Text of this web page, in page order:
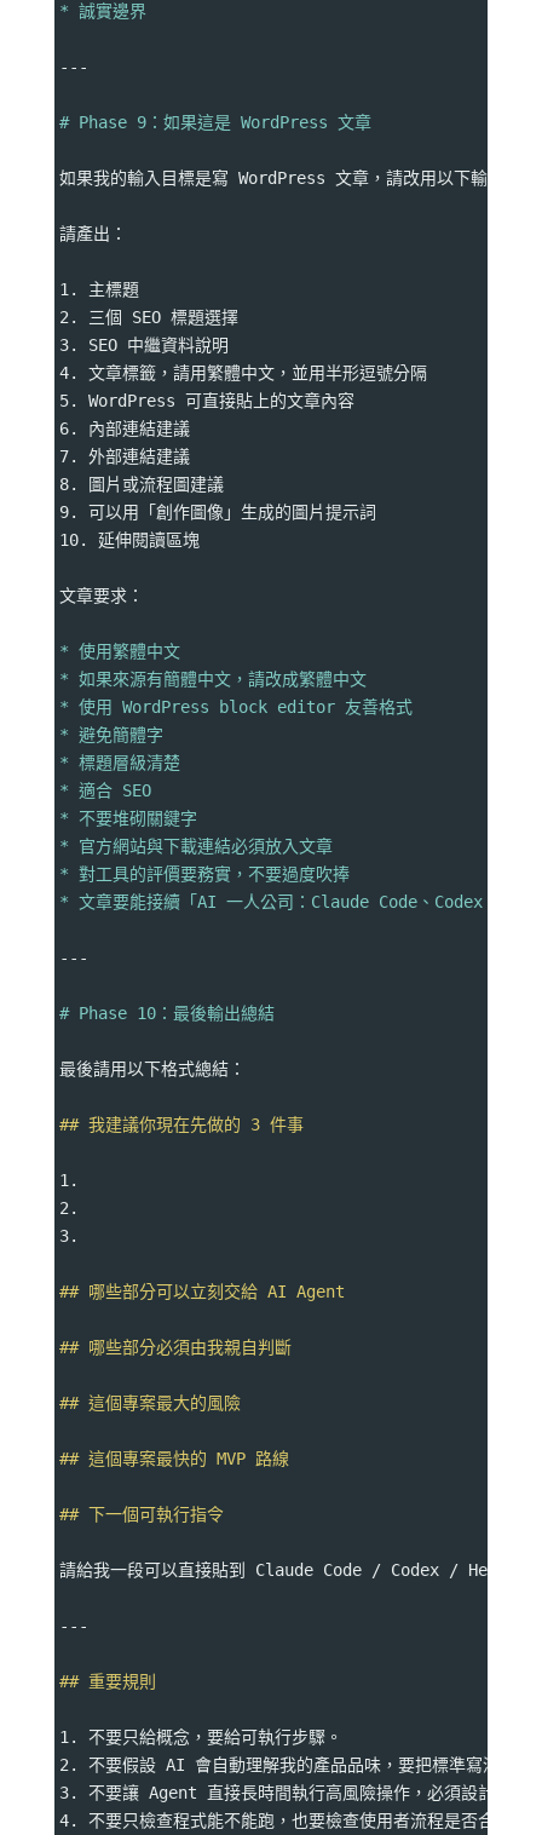
* 誠實邊界
---
# Phase 9：如果這是 WordPress 文章
如果我的輸入目標是寫 WordPress 文章，請改用以下輸出格式
請產出：
1. 主標題
2. 三個 SEO 標題選擇
3. SEO 中繼資料說明
4. 文章標籤，請用繁體中文，並用半形逗號分隔
5. WordPress 可直接貼上的文章內容
6. 內部連結建議
7. 外部連結建議
8. 圖片或流程圖建議
9. 可以用「創作圖像」生成的圖片提示詞
10. 延伸閱讀區塊
文章要求：
* 使用繁體中文
* 如果來源有簡體中文，請改成繁體中文
* 使用 WordPress block editor 友善格式
* 避免簡體字
* 標題層級清楚
* 適合 SEO
* 不要堆砌關鍵字
* 官方網站與下載連結必須放入文章
* 對工具的評價要務實，不要過度吹捧
* 文章要能接續「AI 一人公司：Claude Code、Codex、
---
# Phase 10：最後輸出總結
最後請用以下格式總結：
## 我建議你現在先做的 3 件事
1.
2.
3.
## 哪些部分可以立刻交給 AI Agent
## 哪些部分必須由我親自判斷
## 這個專案最大的風險
## 這個專案最快的 MVP 路線
## 下一個可執行指令
請給我一段可以直接貼到 Claude Code / Codex / Hermes
---
## 重要規則
1. 不要只給概念，要給可執行步驟。
2. 不要假設 AI 會自動理解我的產品品味，要把標準寫清楚。
3. 不要讓 Agent 直接長時間執行高風險操作，必須設計審查
4. 不要只檢查程式能不能跑，也要檢查使用者流程是否合理。